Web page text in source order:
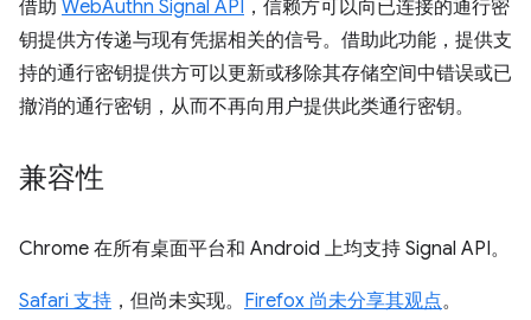
借助 WebAuthn Signal API ，信赖方可以向已连接的通行密
钥提供方传递与现有凭据相关的信号。借助此功能，提供支
持的通行密钥提供方可以更新或移除其存储空间中错误或已
撤消的通行密钥，从而不再向用户提供此类通行密钥。
兼容性
Chrome 在所有桌面平台和 Android 上均支持 Signal API。
Safari 支持 ，但尚未实现。 Firefox 尚未分享其观点。